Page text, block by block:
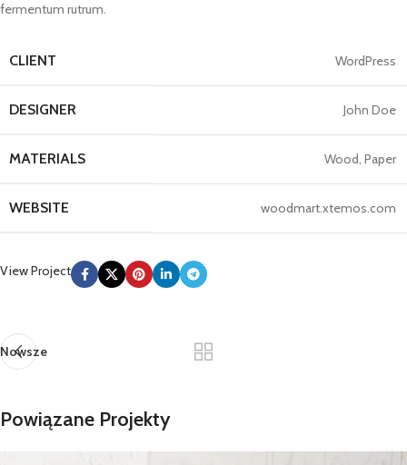
fermentum rutrum.
CLIENT WordPress
DESIGNER John Doe
MATERIALS Wood, Paper
WEBSITE woodmart.xtemos.com
View Project
Nowsze
Powiązane Projekty